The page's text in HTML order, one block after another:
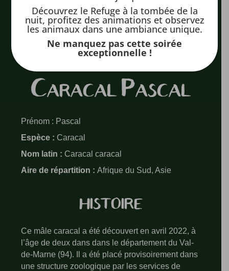
Caracal Pascal
Prénom : Pascal
Espèce :Caracal
Nom latin :Caracal caracal
Aire de répartition :Afrique du Sud, Asie
HISTOIRE
Ce mâle caracal a été découvert en avril 2022, à
l’âge de deux dans dans le département du Val-
de-Marne (94). Il a été placé provisoirement dans
une structure zoologique par les services de
Découvrez le Refuge à la tombée de la
nuit, profitez des animations et observez
les animaux dans une ambiance unique.
Ne manquez pas cette soirée
exceptionnelle !